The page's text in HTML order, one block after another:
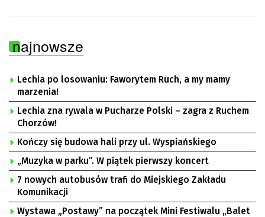
najnowsze
Lechia po losowaniu: Faworytem Ruch, a my mamy
marzenia!
Lechia zna rywala w Pucharze Polski – zagra z Ruchem
Chorzów!
Kończy się budowa hali przy ul. Wyspiańskiego
„Muzyka w parku”. W piątek pierwszy koncert
7 nowych autobusów trafi do Miejskiego Zakładu
Komunikacji
Wystawa „Postawy” na początek Mini Festiwalu „Balet